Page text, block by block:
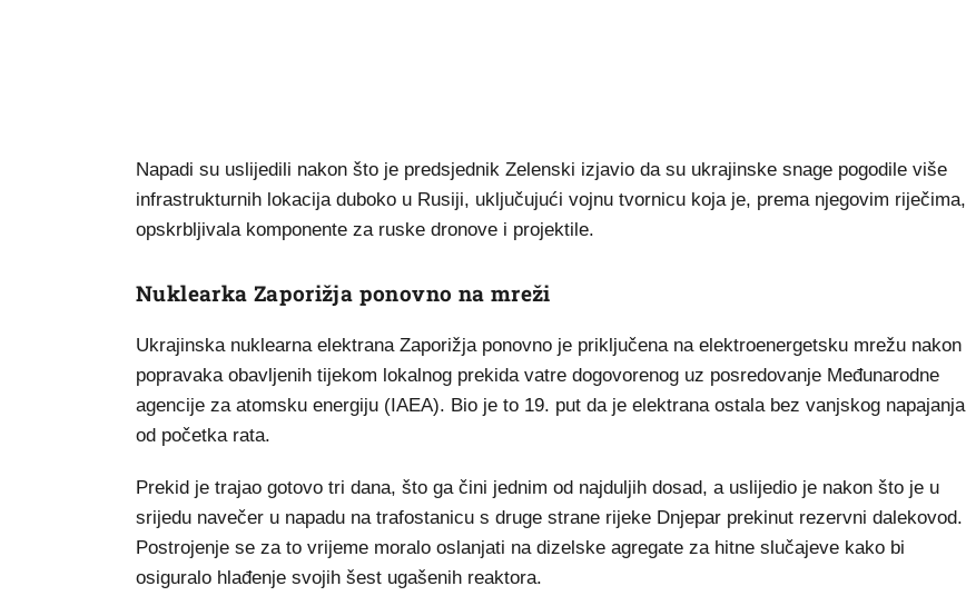
Napadi su uslijedili nakon što je predsjednik Zelenski izjavio da su ukrajinske snage pogodile više
infrastrukturnih lokacija duboko u Rusiji, uključujući vojnu tvornicu koja je, prema njegovim riječima,
opskrbljivala komponente za ruske dronove i projektile.
Nuklearka Zaporižja ponovno na mreži
Ukrajinska nuklearna elektrana Zaporižja ponovno je priključena na elektroenergetsku mrežu nakon
popravaka obavljenih tijekom lokalnog prekida vatre dogovorenog uz posredovanje Međunarodne
agencije za atomsku energiju (IAEA). Bio je to 19. put da je elektrana ostala bez vanjskog napajanja
od početka rata.
Prekid je trajao gotovo tri dana, što ga čini jednim od najduljih dosad, a uslijedio je nakon što je u
srijedu navečer u napadu na trafostanicu s druge strane rijeke Dnjepar prekinut rezervni dalekovod.
Postrojenje se za to vrijeme moralo oslanjati na dizelske agregate za hitne slučajeve kako bi
osiguralo hlađenje svojih šest ugašenih reaktora.